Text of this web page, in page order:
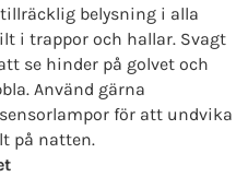
belysning i alla
i trappor och hallar. Svagt
se hinder på golvet och
Använd gärna
för att undvika
på natten.